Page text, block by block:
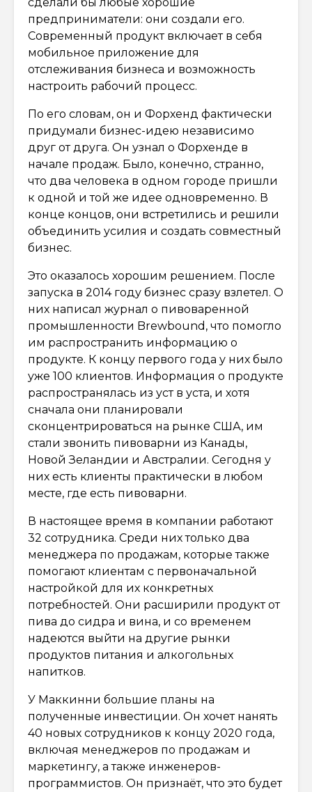
предприниматели: они создали его.
Современный продукт включает в себя
мобильное приложение для
отслеживания бизнеса и возможность
настроить рабочий процесс.
По его словам, он и Форхенд фактически
придумали бизнес-идею независимо
друг от друга. Он узнал о Форхенде в
начале продаж. Было, конечно, странно,
что два человека в одном городе пришли
к одной и той же идее одновременно. В
конце концов, они встретились и решили
объединить усилия и создать совместный
бизнес.
Это оказалось хорошим решением. После
запуска в 2014 году бизнес сразу взлетел. О
них написал журнал о пивоваренной
промышленности Brewbound, что помогло
им распространить информацию о
продукте. К концу первого года у них было
уже 100 клиентов. Информация о продукте
распространялась из уст в уста, и хотя
сначала они планировали
сконцентрироваться на рынке США, им
стали звонить пивоварни из Канады,
Новой Зеландии и Австралии. Сегодня у
них есть клиенты практически в любом
месте, где есть пивоварни.
В настоящее время в компании работают
32 сотрудника. Среди них только два
менеджера по продажам, которые также
помогают клиентам с первоначальной
настройкой для их конкретных
потребностей. Они расширили продукт от
пива до сидра и вина, и со временем
надеются выйти на другие рынки
продуктов питания и алкогольных
напитков.
У Маккинни большие планы на
полученные инвестиции. Он хочет нанять
40 новых сотрудников к концу 2020 года,
включая менеджеров по продажам и
маркетингу, а также инженеров-
программистов. Он признаёт, что это будет